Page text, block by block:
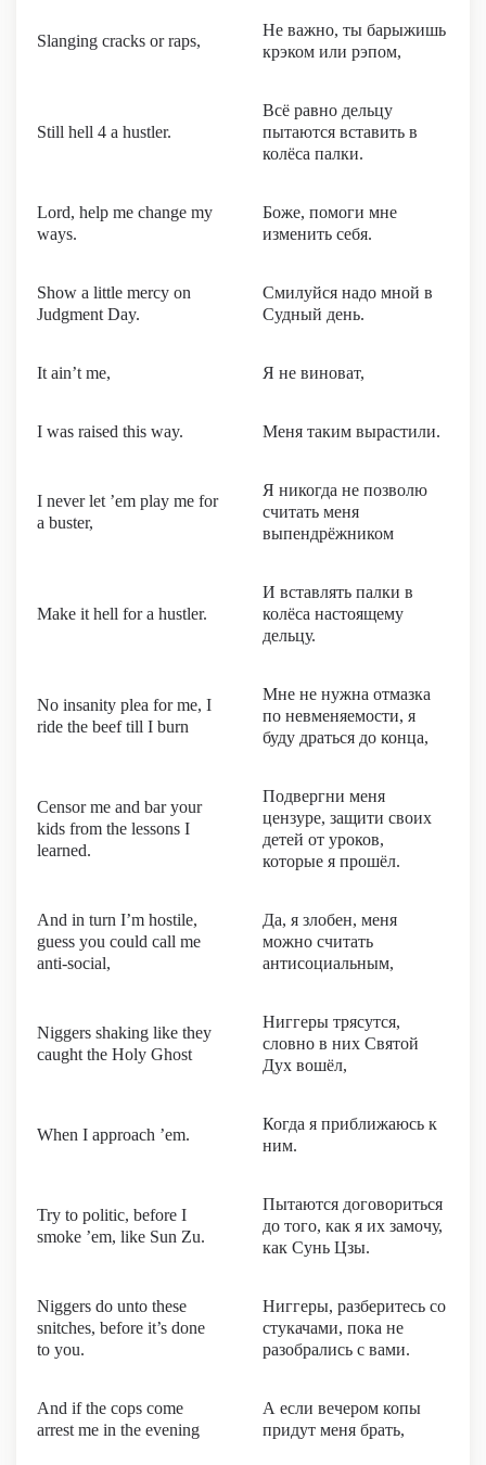
Slanging cracks or raps,
Не важно, ты барыжишь
крэком или рэпом,
Still hell 4 a hustler.
Всё равно дельцу
пытаются вставить в
колёса палки.
Lord, help me change my
ways.
Боже, помоги мне
изменить себя.
Show a little mercy on
Judgment Day.
Смилуйся надо мной в
Судный день.
It ain’t me, Я не виноват,
I was raised this way. Меня таким вырастили.
I never let ’em play me for
a buster,
Я никогда не позволю
считать меня
выпендрёжником
Make it hell for a hustler.
И вставлять палки в
колёса настоящему
дельцу.
No insanity plea for me, I
ride the beef till I burn
Мне не нужна отмазка
по невменяемости, я
буду драться до конца,
Censor me and bar your
kids from the lessons I
learned.
Подвергни меня
цензуре, защити своих
детей от уроков,
которые я прошёл.
And in turn I’m hostile,
guess you could call me
anti-social,
Да, я злобен, меня
можно считать
антисоциальным,
Niggers shaking like they
caught the Holy Ghost
Ниггеры трясутся,
словно в них Святой
Дух вошёл,
When I approach ’em.
Когда я приближаюсь к
ним.
Try to politic, before I
smoke ’em, like Sun Zu.
Пытаются договориться
до того, как я их замочу,
как Сунь Цзы.
Niggers do unto these
snitches, before it’s done
to you.
Ниггеры, разберитесь со
стукачами, пока не
разобрались с вами.
And if the cops come
arrest me in the evening
А если вечером копы
придут меня брать,